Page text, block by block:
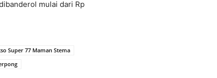
mulai dari Rp
Super 77 Maman Stema